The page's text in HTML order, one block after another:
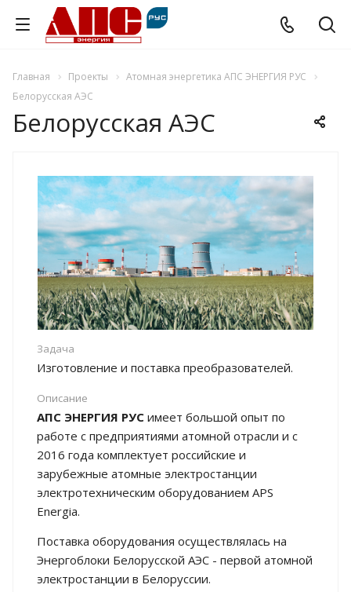
Главная Проекты
Атомная энергетика АПС ЭНЕРГИЯ РУС
Белорусская АЭС
Белорусская АЭС
Задача
Изготовление и поставка преобразователей.
Описание
АПС ЭНЕРГИЯ РУС имеет большой опыт по
работе с предприятиями атомной отрасли и с
2016 года комплектует российские и
зарубежные атомные электростанции
электротехническим оборудованием APS
Energia.
Поставка оборудования осуществлялась на
Энергоблоки Белорусской АЭС - первой атомной
электростанции в Белоруссии.